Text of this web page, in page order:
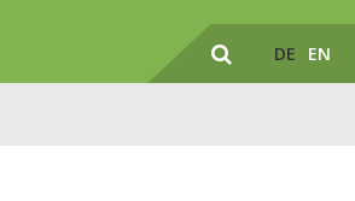
DE EN